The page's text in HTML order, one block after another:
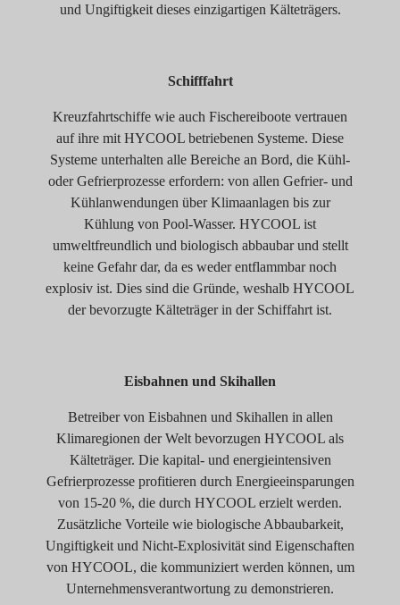
und Ungiftigkeit dieses einzigartigen Kälteträgers.
Schifffahrt
Kreuzfahrtschiffe wie auch Fischereiboote vertrauen
auf ihre mit HYCOOL betriebenen Systeme. Diese
Systeme unterhalten alle Bereiche an Bord, die Kühl-
oder Gefrierprozesse erfordern: von allen Gefrier- und
Kühlanwendungen über Klimaanlagen bis zur
Kühlung von Pool-Wasser. HYCOOL ist
umweltfreundlich und biologisch abbaubar und stellt
keine Gefahr dar, da es weder entflammbar noch
explosiv ist. Dies sind die Gründe, weshalb HYCOOL
der bevorzugte Kälteträger in der Schiffahrt ist.
Eisbahnen und Skihallen
Betreiber von Eisbahnen und Skihallen in allen
Klimaregionen der Welt bevorzugen HYCOOL als
Kälteträger. Die kapital- und energieintensiven
Gefrierprozesse profitieren durch Energieeinsparungen
von 15-20 %, die durch HYCOOL erzielt werden.
Zusätzliche Vorteile wie biologische Abbaubarkeit,
Ungiftigkeit und Nicht-Explosivität sind Eigenschaften
von HYCOOL, die kommuniziert werden können, um
Unternehmensverantwortung zu demonstrieren.